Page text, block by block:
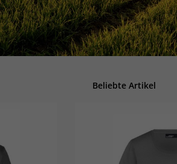
Beliebte Artikel